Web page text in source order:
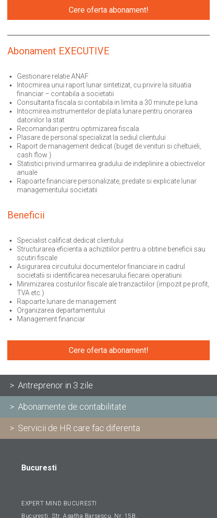
Cere oferta abonament!
Abonament EXECUTIVE
Gestionare relatie ANAF
Intocmirea unui raport lunar sintetizat, cu privire la situatia
financiar – contabila a societatii
Consultanta fiscala si contabila in limita a 30 minute pe luna
Intocmirea instrumentelor de plata lunare pentru onorarea
datoriilor la stat
Recomandari pentru optimizarea fiscala
Plasare de personal specializat la sediul clientului
Raport de management dedicat (buget de venituri si cheltuieli,
cash flow )
Statistici privind urmarirea gradului de indeplinire a obiectivelor
anuale
Rapoarte financiare personalizate, predate si explicate lunar
managementului societatii
Beneficii
Specialist calificat dedicat clientului
Structurarea eficienta a achizitiilor pentru a obtine beneficii sau
scutiri fiscale
Asigurarea circuitului documentelor financiare in cadrul
societatii si identificarea necesarului fiecarei operatiuni
Minimizarea costurilor fiscale ale tranzactiilor (impozit pe profit,
TVA etc.)
Rapoarte lunare de management
Organizarea departamentului
Management financiar
Cere oferta abonament!
> Antreprenor in 3 zile
> Abonamente de contabilitate
> Servicii de HR care fac diferenta
Bucuresti
EXPERT MIND BUCURESTI
Bucuresti, Str. Agatha Barsescu, Nr. 15B,